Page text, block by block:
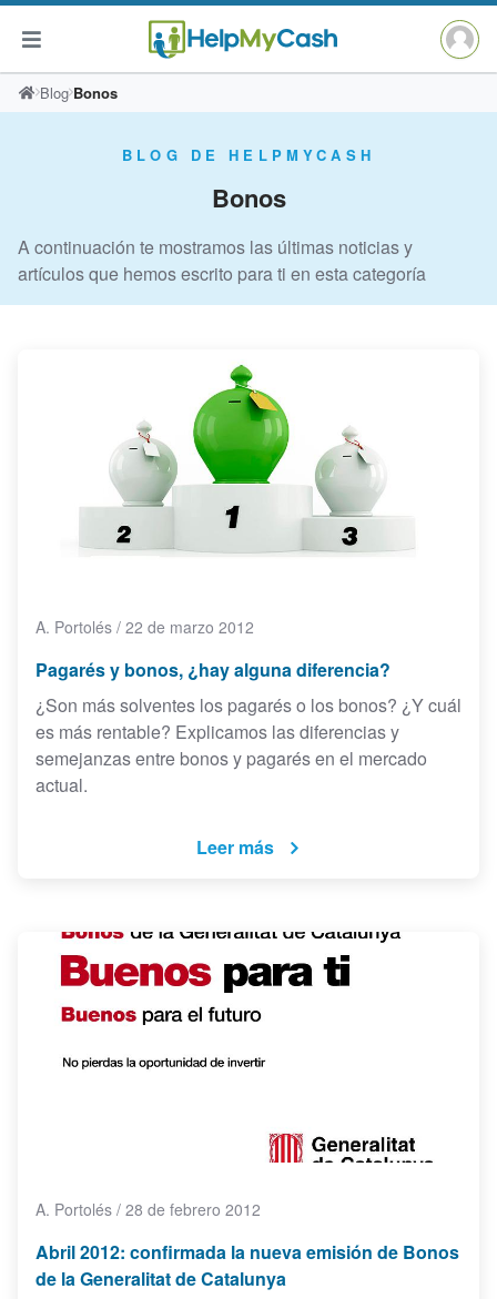
Saltar
al
Blog Bonos
BLOG DE HELPMYCASH
Bonos
A continuación te mostramos las últimas noticias y
artículos que hemos escrito para ti en esta categoría
A. Portolés / 22 de marzo 2012
Pagarés y bonos, ¿hay alguna diferencia?
¿Son más solventes los pagarés o los bonos? ¿Y cuál
es más rentable? Explicamos las diferencias y
semejanzas entre bonos y pagarés en el mercado
actual.
Leer más
A. Portolés / 28 de febrero 2012
Abril 2012: confirmada la nueva emisión de Bonos
de la Generalitat de Catalunya